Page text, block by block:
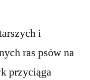
i
ras psów na
przyciąga